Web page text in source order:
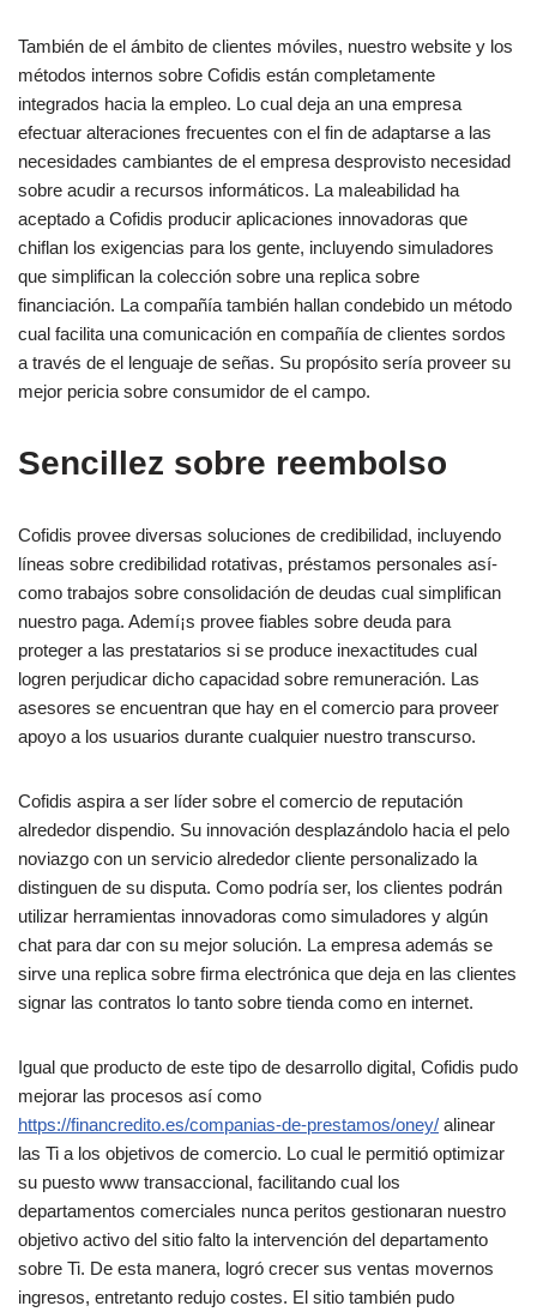
También de el ámbito de clientes móviles, nuestro website y los
métodos internos sobre Cofidis están completamente
integrados hacia la empleo. Lo cual deja an una empresa
efectuar alteraciones frecuentes con el fin de adaptarse a las
necesidades cambiantes de el empresa desprovisto necesidad
sobre acudir a recursos informáticos. La maleabilidad ha
aceptado a Cofidis producir aplicaciones innovadoras que
chiflan los exigencias para los gente, incluyendo simuladores
que simplifican la colección sobre una replica sobre
financiación. La compañía también hallan condebido un método
cual facilita una comunicación en compañía de clientes sordos
a través de el lenguaje de señas. Su propósito serí­a proveer su
mejor pericia sobre consumidor de el campo.
Sencillez sobre reembolso
Cofidis provee diversas soluciones de credibilidad, incluyendo
líneas sobre credibilidad rotativas, préstamos personales así­
como trabajos sobre consolidación de deudas cual simplifican
nuestro paga. Ademí¡s provee fiables sobre deuda para
proteger a las prestatarios si se produce inexactitudes cual
logren perjudicar dicho capacidad sobre remuneración. Las
asesores se encuentran que hay en el comercio para proveer
apoyo a los usuarios durante cualquier nuestro transcurso.
Cofidis aspira a ser líder sobre el comercio de reputación
alrededor dispendio. Su innovación desplazándolo hacia el pelo
noviazgo con un servicio alrededor cliente personalizado la
distinguen de su disputa. Como podrí­a ser, los clientes podrán
utilizar herramientas innovadoras como simuladores y algún
chat para dar con su mejor solución. La empresa además se
sirve una replica sobre firma electrónica que deja en las clientes
signar las contratos lo tanto sobre tienda como en internet.
Igual que producto de este tipo de desarrollo digital, Cofidis pudo
mejorar las procesos así­ como
https://financredito.es/companias-de-prestamos/oney/ alinear
las Ti a los objetivos de comercio. Lo cual le permitió optimizar
su puesto www transaccional, facilitando cual los
departamentos comerciales nunca peritos gestionaran nuestro
objetivo activo del sitio falto la intervención del departamento
sobre Ti. De esta manera, logró crecer sus ventas movernos
ingresos, entretanto redujo costes. El sitio también pudo